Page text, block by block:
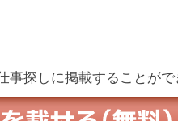
探しに掲載することがで